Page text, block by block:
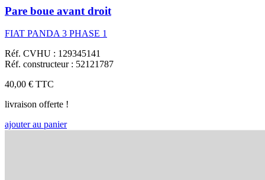
Pare boue avant droit
FIAT PANDA 3 PHASE 1
Réf. CVHU : 129345141
Réf. constructeur : 52121787
40,00 € TTC
livraison offerte !
ajouter au panier